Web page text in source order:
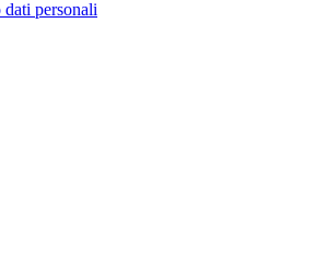
personali